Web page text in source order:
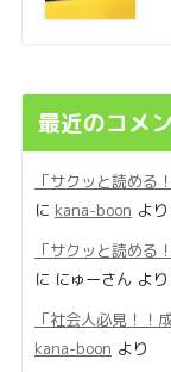
最近のコメ
「サクッと読める
に kana-boon より
「サクッと読める
に にゅーさんより
「社会人必見！！
kana-boon より